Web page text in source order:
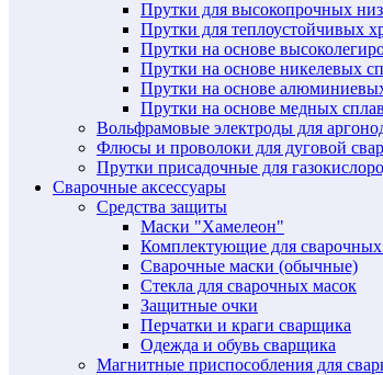
Прутки для высокопрочных
Прутки для теплоустойчивых
Прутки на основе
Прутки на основе никелевых
Прутки на основе
Прутки на основе медных
Вольфрамовые электроды для
Флюсы и проволоки для дуговой
Прутки присадочные для
Сварочные аксессуары
Средства защиты
Маски "Хамелеон"
Комплектующие для
Сварочные маски (обычные)
Стекла для сварочных масок
Защитные очки
Перчатки и краги сварщика
Одежда и обувь сварщика
Магнитные приспособления для